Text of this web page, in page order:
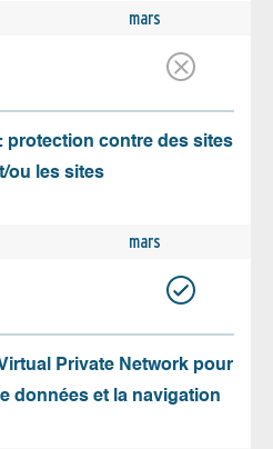
mars
protection contre des sites
ou les sites
mars
Private Network pour
données et la navigation